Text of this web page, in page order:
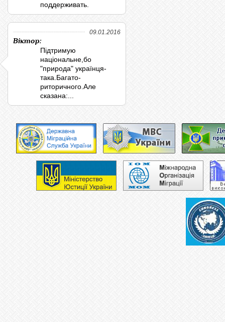
поддерживать.
09.01.2016
Віктор:
Підтримую
національне,бо
"природа" українця-
така.Багато-
риторичного.Але
сказана:...